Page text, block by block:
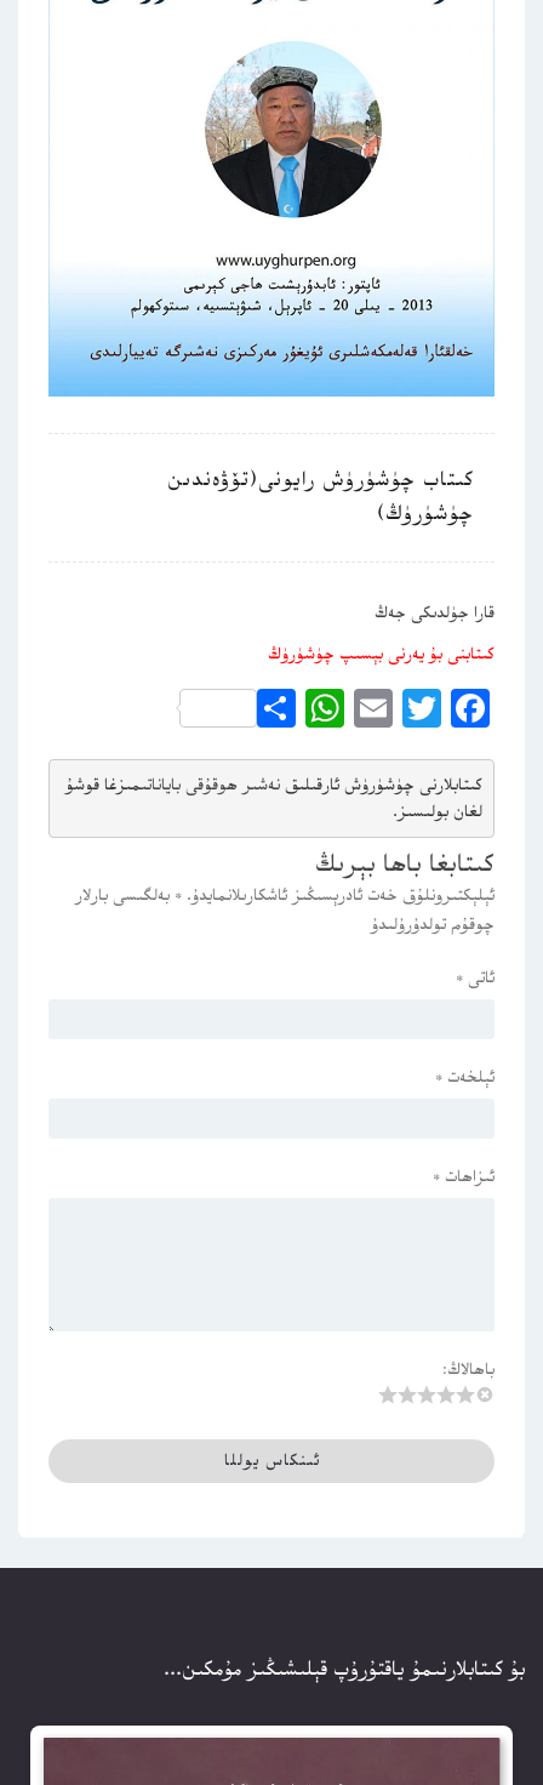
كىتاب چۈشۈرۈش رايونى(تۆۋەندىن
چۈشۈرۈڭ)
قارا جۈلدىكى جەڭ
كىتابنى بۇ يەرنى بېسىپ چۈشۈرۈڭ
Facebook
Twitter
Email
WhatsApp
Share
كىتابلارنى چۈشۈرۈش ئارقىلىق نەشىر ھوقۇقى باياناتىمىزغا قوشۇ
لغان بولىسىز.
كىتابغا باھا بېرىڭ
ئېلېكتىرونلۇق خەت ئادرېسىڭىز ئاشكارىلانمايدۇ. * بەلگىسى بارلار
چوقۇم تولدۇرۇلىدۇ
ئاتى *
ئېلخەت *
ئىزاھات *
باھالاڭ:
بۇ كىتابلارنىمۇ ياقتۇرۇپ قېلىشىڭىز مۇمكىن...